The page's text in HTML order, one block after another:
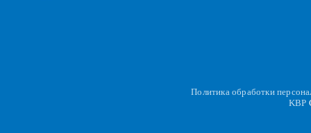
Политика обработки
KBP